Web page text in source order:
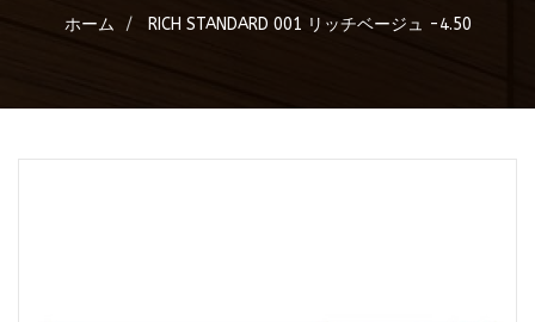
ホーム RICH STANDARD 001 リッチベージュ -4.50